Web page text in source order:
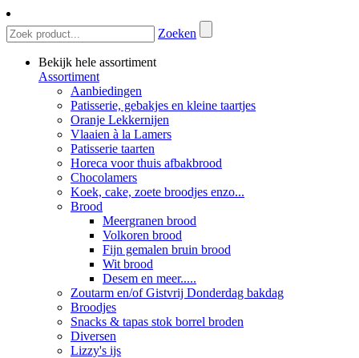
Zoeken
Bekijk hele assortiment
Assortiment
Aanbiedingen
Patisserie, gebakjes en kleine taartjes
Oranje Lekkernijen
Vlaaien à la Lamers
Patisserie taarten
Horeca voor thuis afbakbrood
Chocolamers
Koek, cake, zoete broodjes enzo...
Brood
Meergranen brood
Volkoren brood
Fijn gemalen bruin brood
Wit brood
Desem en meer.....
Zoutarm en/of Gistvrij Donderdag bakdag
Broodjes
Snacks & tapas stok borrel broden
Diversen
Lizzy's ijs